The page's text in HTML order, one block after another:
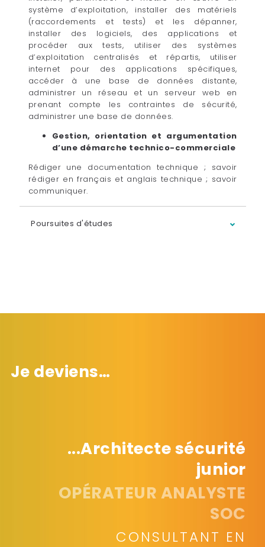
système d’exploitation, installer des matériels
(raccordements et tests) et les dépanner,
installer des logiciels, des applications et
procéder aux tests, utiliser des systèmes
d’exploitation centralisés et répartis, utiliser
internet pour des applications spécifiques,
accéder à une base de données distante,
administrer un réseau et un serveur web en
prenant compte les contraintes de sécurité,
administrer une base de données.
Gestion, orientation et argumentation
d’une démarche technico-commerciale
Rédiger une documentation technique ; savoir
rédiger en français et anglais technique ; savoir
communiquer.
Poursuites d'études
Je deviens…
...Architecte sécurité
junior
OPÉRATEUR ANALYSTE
SOC
CONSULTANT EN